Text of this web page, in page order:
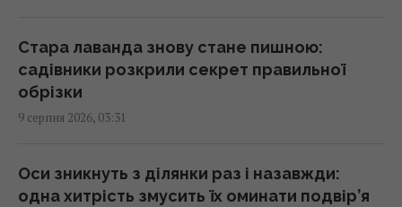
Археологи виявили у глибокій печері
споруду, зведену 176 500 років тому: що їх
здивувало
02:59 неділя, 09 серпня 2026
Риб випустили за сотні кілометрів від дому:
через два роки вони повернулися
Стара лаванда знову стане пишною:
садівники розкрили секрет правильної
обрізки
9 серпня 2026, 03:31
Оси зникнуть з ділянки раз і назавжди:
одна хитрість змусить їх оминати подвір’я